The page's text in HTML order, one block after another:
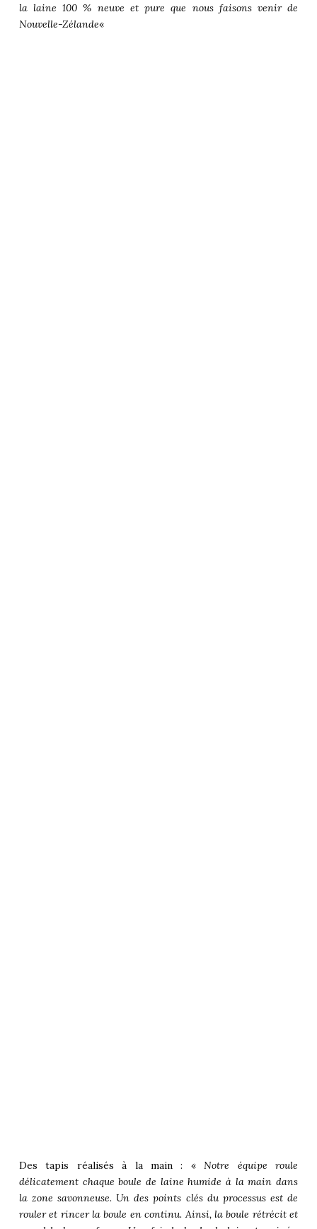
la laine 100 % neuve et pure que nous faisons venir de
Nouvelle-Zélande«
Des tapis réalisés à la main : «Notre équipe roule
délicatement chaque boule de laine humide à la main dans
la zone savonneuse. Un des points clés du processus est de
rouler et rincer la boule en continu. Ainsi, la boule rétrécit et